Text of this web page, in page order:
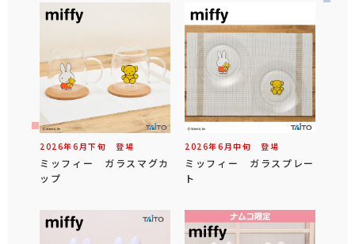
2026年6 月下旬 登場
ミッフィー ガラスマグカ
ップ
2026年6 月中旬 登場
ミッフィー ガラスプレー
ト